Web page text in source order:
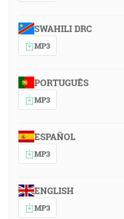
SWAHILI DRC
MP3
PORTUGUÊS
MP3
ESPAÑOL
MP3
ENGLISH
MP3